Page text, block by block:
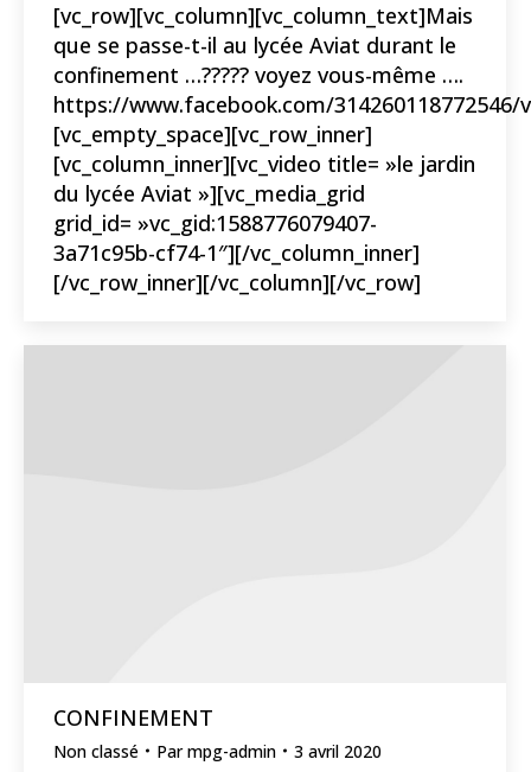
[vc_row][vc_column][vc_column_text]Mais
que se passe-t-il au lycée Aviat durant le
confinement …????? voyez vous-même ….
https://www.facebook.com/
[vc_empty_space][vc_row_inner]
[vc_column_inner][vc_video title= »le jardin
du lycée Aviat »][vc_media_grid
grid_id= »vc_gid:1588776079407-
3a71c95b-cf74-1″][/vc_column_inner]
[/vc_row_inner][/vc_column][/vc_row]
CONFINEMENT
Non classé Parmpg-admin 3 avril 2020